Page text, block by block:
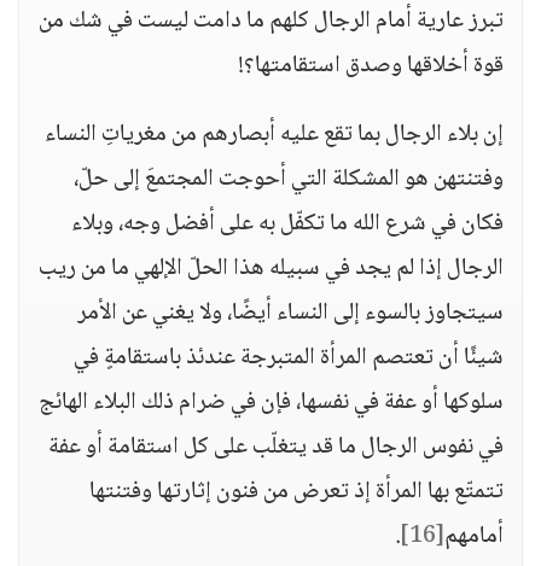
تبرز عارية أمام الرجال كلهم ما دامت ليست في شك من
قوة أخلاقها وصدق استقامتها؟!
إن بلاء الرجال بما تقع عليه أبصارهم من مغرياتِ النساء
وفتنتهن هو المشكلة التي أحوجت المجتمعَ إلى حلّ،
فكان في شرع الله ما تكفّل به على أفضل وجه، وبلاء
الرجال إذا لم يجد في سبيله هذا الحلّ الإلهي ما من ريب
سيتجاوز بالسوء إلى النساء أيضًا، ولا يغني عن الأمر
شيئًا أن تعتصم المرأة المتبرجة عندئذ باستقامةٍ في
سلوكها أو عفة في نفسها، فإن في ضرام ذلك البلاء الهائج
في نفوس الرجال ما قد يتغلّب على كل استقامة أو عفة
تتمتّع بها المرأة إذ تعرض من فنون إثارتها وفتنتها
أمامهم[16]
.